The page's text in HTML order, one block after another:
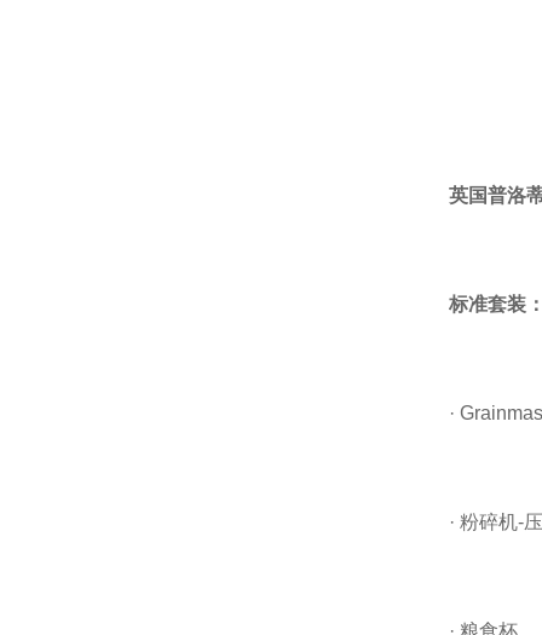
英国普洛
标准套装
·
· 粉碎机-
· 粮食杯